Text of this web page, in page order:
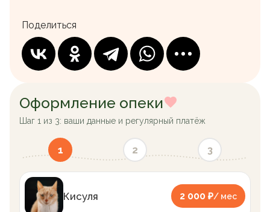
Поделиться
Оформление опеки
Шаг 1 из 3: ваши данные и регулярный платёж
1 2 3
Кисуля 2 000 ₽/ мес